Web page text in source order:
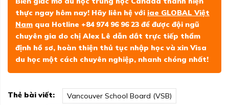
thực ngay hôm nay! Hãy liên hệ với iae GLOBAL Việt
Nam qua Hotline +84 974 96 96 23 để được đội ngũ
chuyên gia do chị Alex Lê dẫn dắt trực tiếp thẩm
định hồ sơ, hoàn thiện thủ tục nhập học và xin Visa
du học một cách chuyên nghiệp, nhanh chóng nhất!
Thẻ bài viết:
Vancouver School Board (VSB)